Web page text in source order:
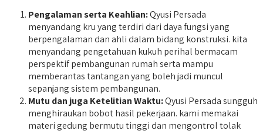
Pengalaman serta Keahlian:Qyusi Persada
menyandang kru yang terdiri dari daya fungsi yang
berpengalaman dan ahli dalam bidang konstruksi. kita
menyandang pengetahuan kukuh perihal bermacam
perspektif pembangunan rumah serta mampu
memberantas tantangan yang boleh jadi muncul
sepanjang sistem pembangunan.
Mutu dan juga Ketelitian Waktu:Qyusi Persada sungguh
menghiraukan bobot hasil pekerjaan. kami memakai
materi gedung bermutu tinggi dan mengontrol tolak